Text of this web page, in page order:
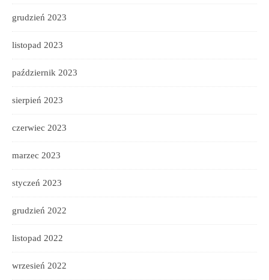
grudzień 2023
listopad 2023
październik 2023
sierpień 2023
czerwiec 2023
marzec 2023
styczeń 2023
grudzień 2022
listopad 2022
wrzesień 2022